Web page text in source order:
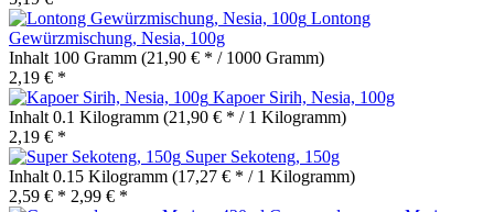
Lontong
Gewürzmischung, Nesia, 100g
Inhalt 100 Gramm (21,90 € * / 1000 Gramm)
2,19 € *
Kapoer Sirih, Nesia, 100g
Inhalt 0.1 Kilogramm (21,90 € * / 1 Kilogramm)
2,19 € *
Super Sekoteng, 150g
Inhalt 0.15 Kilogramm (17,27 € * / 1 Kilogramm)
2,59 € * 2,99 € *